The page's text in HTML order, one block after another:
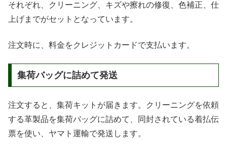
それぞれ、クリーニング、キズや擦れの修復、色補正、仕
上げまでがセットとなっています。
注文時に、料金をクレジットカードで支払います。
集荷バッグに詰めて発送
注文すると、集荷キットが届きます。クリーニングを依頼
する革製品を集荷バッグに詰めて、同封されている着払伝
票を使い、ヤマト運輸で発送します。